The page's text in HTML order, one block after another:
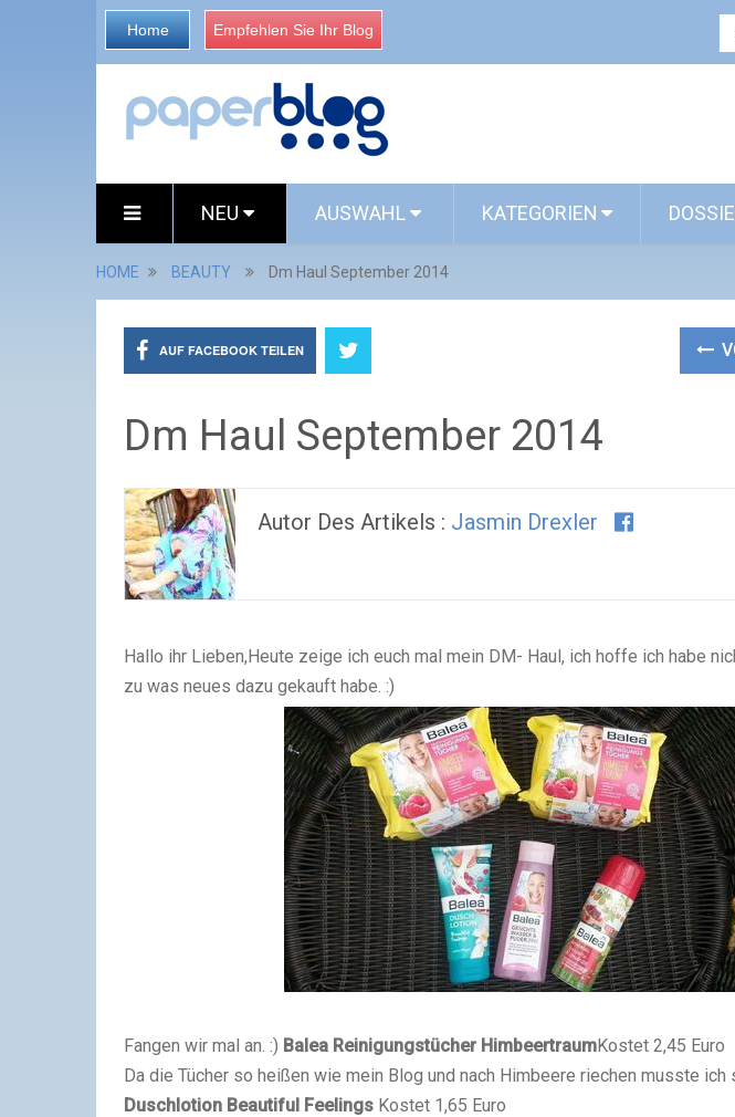
Home Empfehlen Sie Ihr Blog
NEU AUSWAHL KATEGORIEN
HOME BEAUTY Dm Haul September 2014
AUF FACEBOOK TEILEN
Dm Haul September 2014
Autor Des Artikels : Jasmin Drexler
Hallo ihr Lieben,Heute zeige ich euch mal mein DM- Haul, ich hoffe ich habe
zu was neues dazu gekauft habe. :)
Fangen wir mal an. :) Balea Reinigungstücher HimbeertraumKostet 2,45 Euro
Da die Tücher so heißen wie mein Blog und nach Himbeere riechen musste ich
Duschlotion Beautiful Feelings Kostet 1,65 Euro